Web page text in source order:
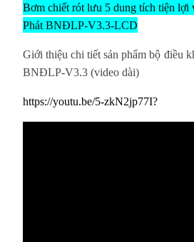
Bơm chiết rót lưu 5 dung tích tiện
Phát BNĐLP-V3.3-LCD
Giới thiệu chi tiết sản phẩm bộ điều
BNĐLP-V3.3 (video dài)
https://youtu.be/5-zkN2jp77I?